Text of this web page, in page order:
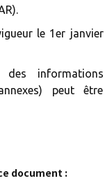
le 1er janvier
des informations
peut être
document :